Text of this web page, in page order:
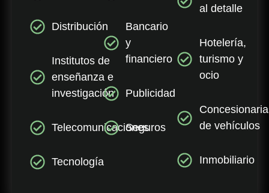
Distribución
Institutos de
enseñanza e
investigación
Telecomunicaciones
Tecnología
Bancario
y
financiero
Publicidad
Seguros
al detalle
Hotelería,
turismo y
ocio
de vehículos
Inmobiliario